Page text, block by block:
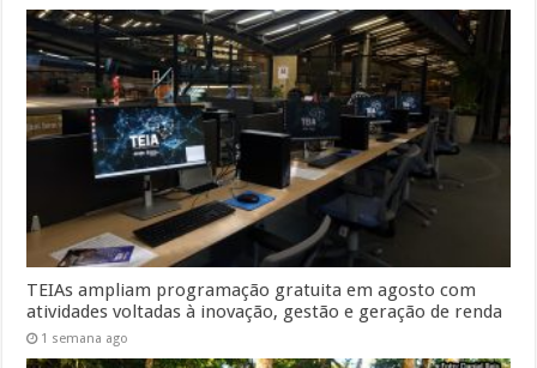
TEIAs ampliam programação gratuita em agosto com
atividades voltadas à inovação, gestão e geração de renda
1 semana ago